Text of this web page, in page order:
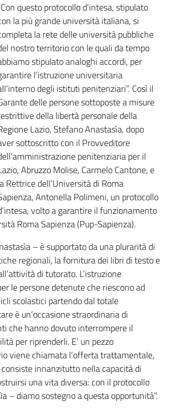
questo protocollo d’intesa, stipulato
la più grande università italiana, si
la rete delle università pubbliche
nostro territorio con le quali da tempo
stipulato analoghi accordi, per
l’istruzione universitaria
degli istituti penitenziari”. Così il
delle persone sottoposte a misure
della libertà personale della
Lazio, Stefano Anastasìa, dopo
sottoscritto con il Provveditore
penitenziaria per il
Abruzzo Molise, Carmelo Cantone, e
Rettrice dell’Università di Roma
Antonella Polimeni, un protocollo
volto a garantire il funzionamento
Roma Sapienza (Pup-Sapienza).
– è supportato da una plurarità di
regionali, la fornitura dei libri di testo e
di tutorato. L’istruzione
le persone detenute che riescono ad
scolastici partendo dal totale
è un’occasione straordinaria di
che hanno dovuto interrompere il
per riprenderli. E’ un pezzo
viene chiamata l’offerta trattamentale,
innanzitutto nella capacità di
una vita diversa: con il protocollo
– diamo sostegno a questa opportunità”.